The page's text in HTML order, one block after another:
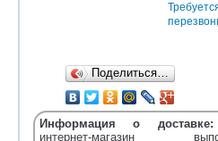
Поделиться…
Информация о доставке:
интернет-магазин